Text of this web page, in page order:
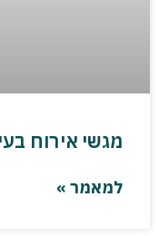
מגשי אירוח
למאמר »